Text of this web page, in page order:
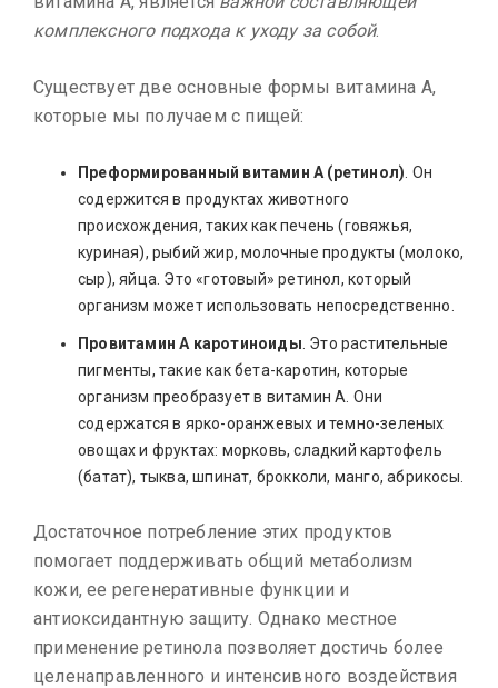
комплексного подхода к уходу за собой.
Существует две основные формы витамина А,
которые мы получаем с пищей:
Преформированный витамин А (ретинол) . Он
содержится в продуктах животного
происхождения, таких как печень (говяжья,
куриная), рыбий жир, молочные продукты (молоко,
сыр), яйца. Это «готовый» ретинол, который
организм может использовать непосредственно.
Провитамин А каротиноиды . Это растительные
пигменты, такие как бета-каротин, которые
организм преобразует в витамин А. Они
содержатся в ярко-оранжевых и темно-зеленых
овощах и фруктах: морковь, сладкий картофель
(батат), тыква, шпинат, брокколи, манго, абрикосы.
Достаточное потребление этих продуктов
помогает поддерживать общий метаболизм
кожи, ее регенеративные функции и
антиоксидантную защиту. Однако местное
применение ретинола позволяет достичь более
целенаправленного и интенсивного воздействия